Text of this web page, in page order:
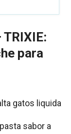
TRIXIE:
para
sabor a